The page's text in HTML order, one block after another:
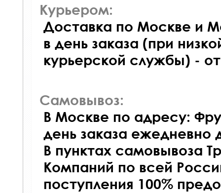
Курьером:
Доставка по Москве и
в день заказа (при
курьерской службы) -
Самовывоз:
В Москве по адресу:
день заказа ежедневно
В пунктах самовывоза
Компаний по всей
поступления 100%